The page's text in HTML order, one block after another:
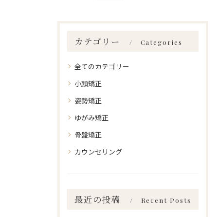
カテゴリー Categories
全てのカテゴリー
小顔矯正
姿勢矯正
ゆがみ矯正
骨盤矯正
カウンセリング
最近の投稿 Recent Posts